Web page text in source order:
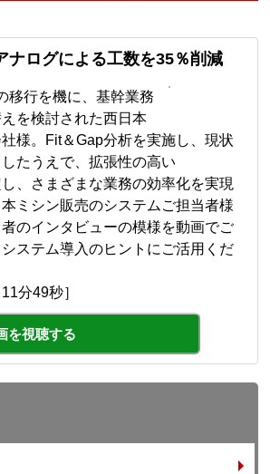
ナログによる工数を35％削減
移行を機に、基幹業務
を検討された西日本
様。Fit＆Gap分析を実施し、現状
たうえで、拡張性の高い
し、さまざまな業務の効率化を実現
ミシン販売のシステムご担当者様
のインタビューの模様を動画でご
ステム導入のヒントにご活用くだ
分49秒］
を視聴する